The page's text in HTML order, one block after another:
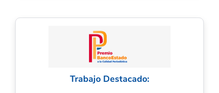
Trabajo Destacado: